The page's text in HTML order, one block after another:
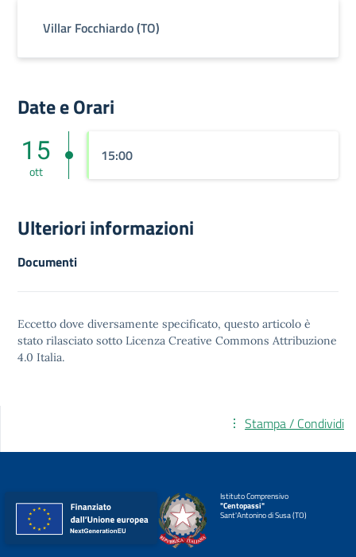
Villar Focchiardo (TO)
Date e Orari
15
ott
15:00
Ulteriori informazioni
Documenti
Eccetto dove diversamente specificato, questo articolo è
stato rilasciato sotto Licenza Creative Commons Attribuzione
4.0 Italia.
Stampa / Condividi
Istituto Comprensivo
"Centopassi"
Sant'Antonino di Susa (TO)